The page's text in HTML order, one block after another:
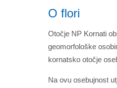
O flori
Otočje NP Kornati
geomorfološke
kornatsko otočje
Na ovu osebujnost